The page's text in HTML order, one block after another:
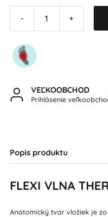
- +
VEĽKOOBCHOD
Prihlásenie
Popis produktu
FLEXI VLNA
Anatomický tvar vložiek je